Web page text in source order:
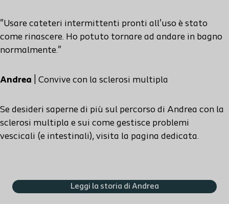
"Usare cateteri intermittenti pronti all'uso è stato
come rinascere. Ho potuto tornare ad andare in bagno
normalmente."
Andrea Convive con la sclerosi multipla
Se desideri saperne di più sul percorso di Andrea con la
sclerosi multipla e sui come gestisce problemi
vescicali (e intestinali), visita la pagina dedicata.
Leggi la storia di Andrea